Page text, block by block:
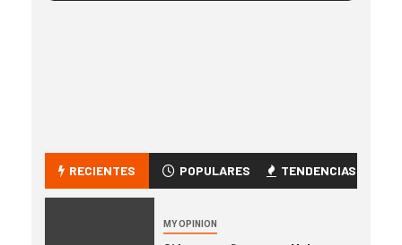
RECIENTES POPULARES TENDENCIAS
MY OPINION